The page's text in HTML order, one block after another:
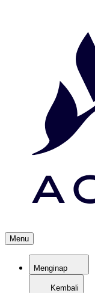
Menu
Menginap
Kembali